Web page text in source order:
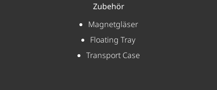
Zubehör
Magnetgläser
Floating Tray
Transport Case